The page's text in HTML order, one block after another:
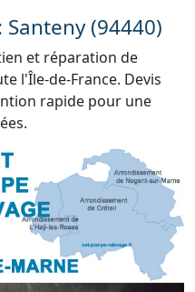
(94440)
et réparation de
l'Île-de-France. Devis
rapide pour une